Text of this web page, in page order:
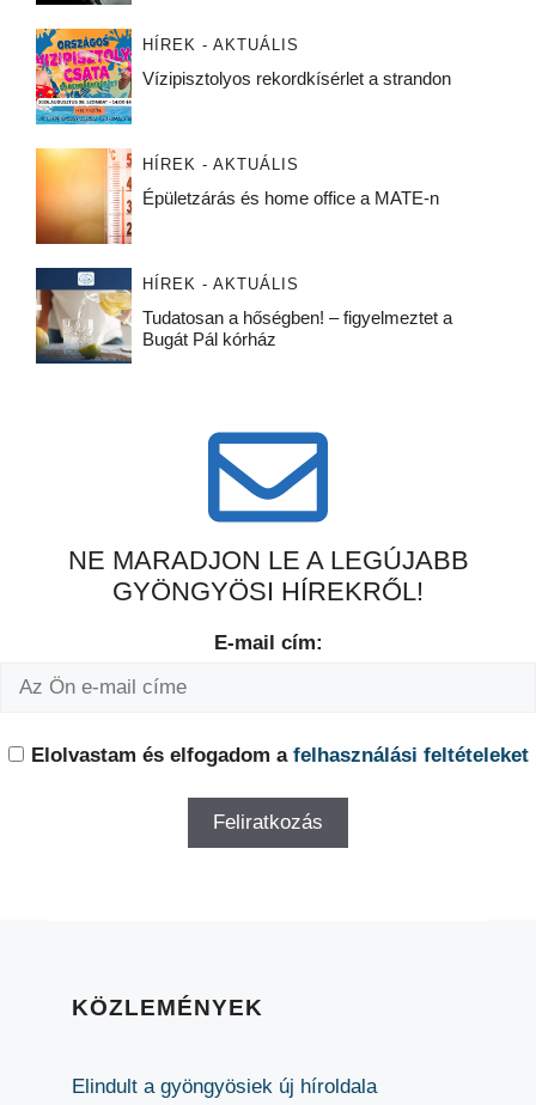
HÍREK - AKTUÁLIS
Vízipisztolyos rekordkísérlet a strandon
HÍREK - AKTUÁLIS
Épületzárás és home office a MATE-n
HÍREK - AKTUÁLIS
Tudatosan a hőségben! – figyelmeztet a
Bugát Pál kórház
NE MARADJON LE A LEGÚJABB
GYÖNGYÖSI HÍREKRŐL!
E-mail cím:
Elolvastam és elfogadom a felhasználási feltételeket
KÖZLEMÉNYEK
Elindult a gyöngyösiek új híroldala